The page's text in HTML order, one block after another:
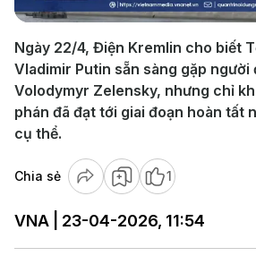
Ngày 22/4, Điện Kremlin cho biết
Vladimir Putin sẵn sàng gặp người
Volodymyr Zelensky, nhưng chỉ
phán đã đạt tới giai đoạn hoàn tất
cụ thể.
Chia sẻ 1
VNA | 23-04-2026, 11:54